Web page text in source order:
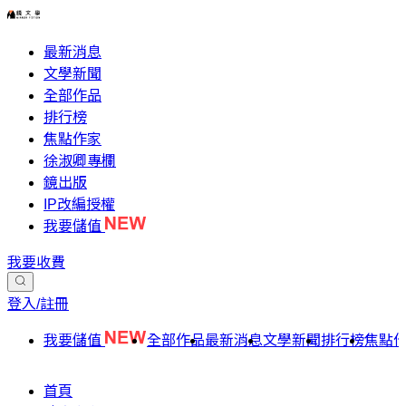
最新消息
文學新聞
全部作品
排行榜
焦點作家
徐淑卿專欄
鏡出版
IP改編授權
我要儲值
我要收費
登入/註冊
我要儲值 全部作品最新消息文學新聞排行榜焦點
首頁